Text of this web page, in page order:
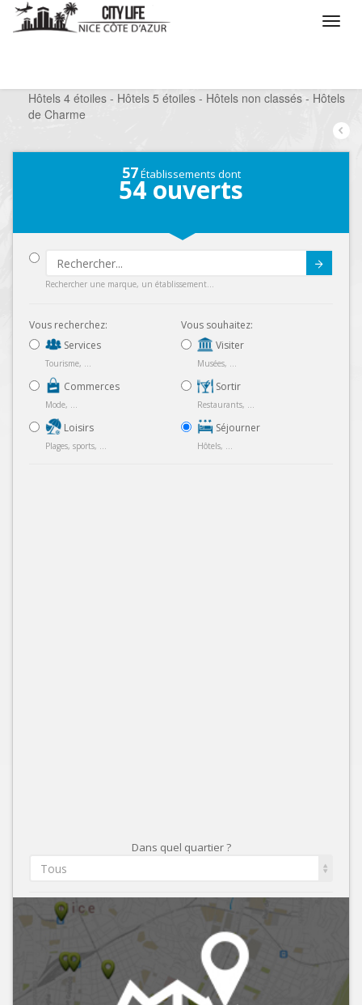
Hôtels 4 étoiles - Hôtels 5 étoiles - Hôtels non classés - Hôtels
de Charme
57Établissements dont
54 ouverts
Rechercher une marque, un établissement...
Vous recherchez:
Services
Tourisme, ...
Commerces
Mode, ...
Loisirs
Plages, sports, ...
Vous souhaitez:
Visiter
Musées, ...
Sortir
Restaurants, ...
Séjourner
Hôtels, ...
Dans quel quartier ?
Tous